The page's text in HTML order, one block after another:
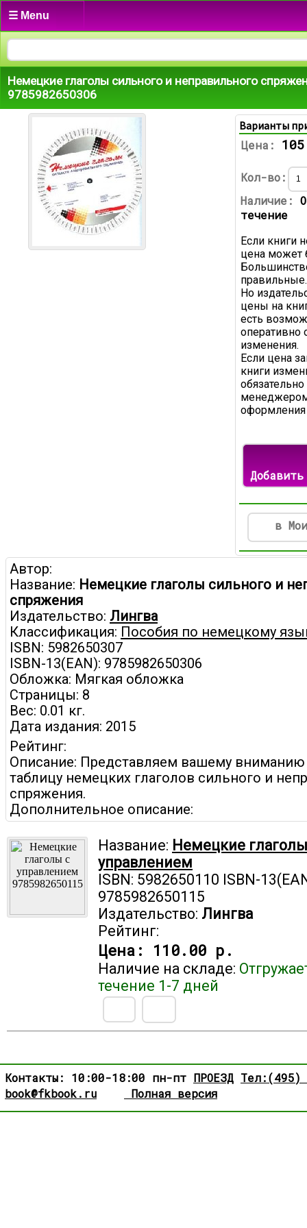
☰ Menu
Немецкие глаголы сильного и неправильного
9785982650306
Варианты
Цена:
Кол-во:
Наличие:
течение
Если книги
цена может
правильные.
Но
цены на
есть
оперативно
изменения.
Если цена
книги
оформления
в
Автор:
Название: Немецкие глаголы сильного и
спряжения
Издательство: Лингва
Классификация: Пособия по немецкому
ISBN: 5982650307
ISBN-13(EAN): 9785982650306
Обложка: Мягкая обложка
Страницы: 8
Вес: 0.01 кг.
Дата издания: 2015
Рейтинг:
Описание: Представляем вашему вниманию
таблицу немецких глаголов сильного и
спряжения.
Дополнительное описание:
Название: Немецкие
управлением
ISBN: 5982650110 ISBN-
9785982650115
Издательство: Лингва
Рейтинг:
Цена: 110.00 р.
Наличие на складе:
течение 1-7 дней
Контакты: 10:00-18:00 пн-пт ПРОЕЗД Тел:(495)
book@fkbook.ru
Полная версия